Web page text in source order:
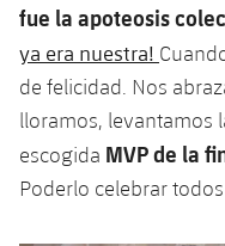
fue la apoteosis
ya era nuestra!
de felicidad. Nos
lloramos, levantamos
escogida MVP de la
Poderlo celebrar